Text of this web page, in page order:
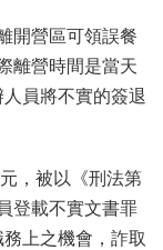
開營區可領誤餐
離營時間是當天
員將不實的簽退
，被以《刑法第
登載不實文書罪
上之機會，詐取